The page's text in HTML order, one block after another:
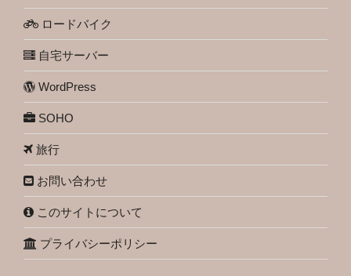
ロードバイク
自宅サーバー
WordPress
SOHO
旅行
お問い合わせ
このサイトについて
プライバシーポリシー